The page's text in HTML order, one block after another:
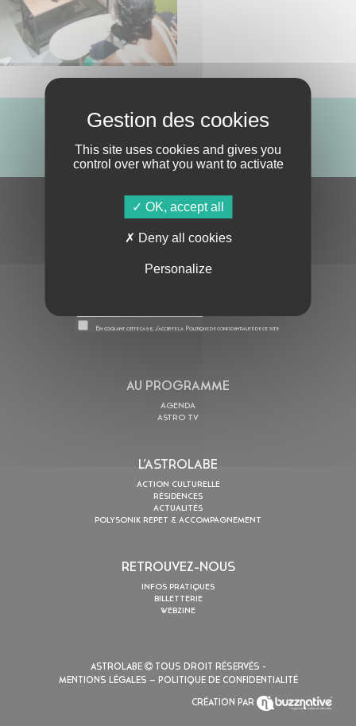
S'ABONNER À LA NEWSLETTER
En cochant cette case, j’accepte la Politique de confidentialitéde ce site
AU PROGRAMME
AGENDA
ASTRO TV
L’ASTROLABE
ACTION CULTURELLE
RÉSIDENCES
ACTUALITÉS
POLYSONIK REPET & ACCOMPAGNEMENT
RETROUVEZ-NOUS
INFOS PRATIQUES
BILLETTERIE
WEBZINE
ASTROLABE
TOUS DROIT RÉSERVÉS -
MENTIONS LÉGALES – POLITIQUE DE CONFIDENTIALITÉ
CRÉATION PAR
This site uses cookies and gives you
control over what you want to activate
OK, accept all
Deny all cookies
Personalize